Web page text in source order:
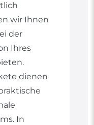
wir Ihnen
der
Ihres
dienen
In